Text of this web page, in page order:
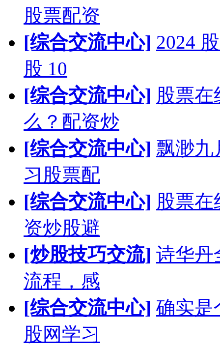
股票配资
[综合交流中心] 2024
股 10
[综合交流中心] 股票
么？配资炒
[综合交流中心] 飘渺九
习股票配
[综合交流中心] 股票
资炒股避
[炒股技巧交流] 诗华丹
流程，感
[综合交流中心] 确实是
股网学习